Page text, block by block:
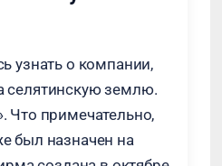
узнать о компании,
селятинскую землю.
Что примечательно,
был назначен на